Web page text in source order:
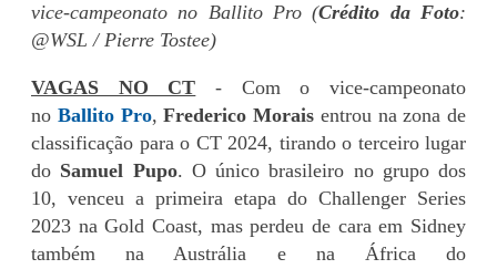
vice-campeonato no Ballito Pro (Crédito da Foto:
@WSL / Pierre Tostee)
VAGAS NO CT - Com o vice-campeonato
no Ballito Pro,Frederico Morais entrou na zona de
classificação para o CT 2024, tirando o terceiro lugar
do Samuel Pupo. O único brasileiro no grupo dos
10, venceu a primeira etapa do Challenger Series
2023 na Gold Coast, mas perdeu de cara em Sidney
também na Austrália e na África do